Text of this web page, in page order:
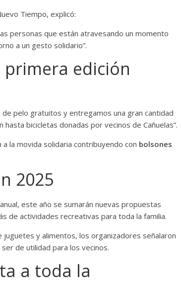
Tiempo, explicó:
personas que están atravesando un momento
a un gesto solidario”.
edición
pelo gratuitos y entregamos una gran cantidad
bicicletas donadas por vecinos de Cañuelas”.
la movida solidaria contribuyendo con bolsones
2025
este año se sumarán nuevas propuestas
de actividades recreativas para toda la familia.
juguetes y alimentos, los organizadores señalaron
de utilidad para los vecinos.
a toda la